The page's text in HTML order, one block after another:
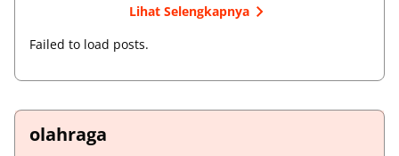
Lihat Selengkapnya
Failed to load posts.
olahraga